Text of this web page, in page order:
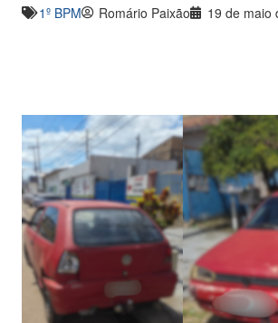
1º BPM Romário Paixão 19 de maio